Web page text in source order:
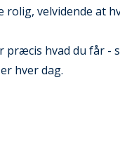
rolig, velvidende at
præcis hvad du får -
hver dag.